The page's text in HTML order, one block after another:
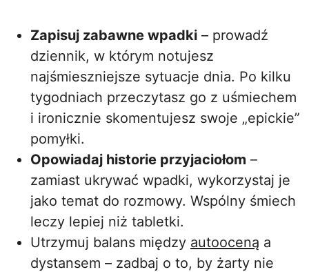
Zapisuj zabawne wpadki – prowadź
dziennik, w którym notujesz
najśmieszniejsze sytuacje dnia. Po kilku
tygodniach przeczytasz go z uśmiechem
i ironicznie skomentujesz swoje „epickie”
pomyłki.
Opowiadaj historie przyjaciołom –
zamiast ukrywać wpadki, wykorzystaj je
jako temat do rozmowy. Wspólny śmiech
leczy lepiej niż tabletki.
Utrzymuj balans między autooceną a
dystansem – zadbaj o to, by żarty nie